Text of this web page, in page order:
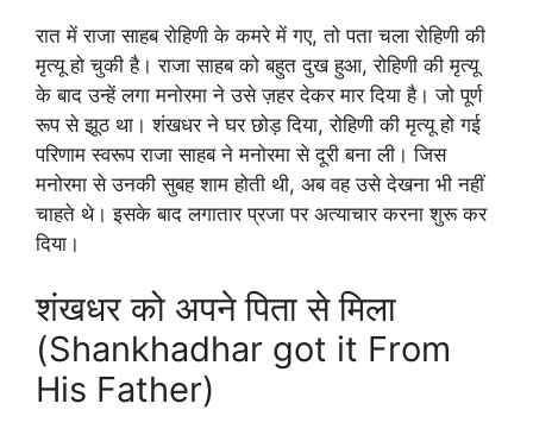
रात में राजा साहब रोहिणी के कमरे में गए, तो पता चला रोहिणी की
मृत्यू हो चुकी है। राजा साहब को बहुत दुख हुआ, रोहिणी की मृत्यू
के बाद उन्हें लगा मनोरमा ने उसे ज़हर देकर मार दिया है। जो पूर्ण
रूप से झूठ था। शंखधर ने घर छोड़ दिया, रोहिणी की मृत्यू हो गई
परिणाम स्वरूप राजा साहब ने मनोरमा से दूरी बना ली। जिस
मनोरमा से उनकी सुबह शाम होती थी, अब वह उसे देखना भी नहीं
चाहते थे। इसके बाद लगातार प्रजा पर अत्याचार करना शुरू कर
दिया।
शंखधर को अपने पिता से मिला
(Shankhadhar got it From
His Father)